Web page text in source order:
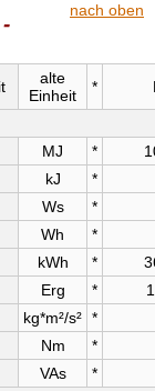
nach oben
alte
Einheit
*
MJ *
kJ
*
Ws
*
Wh
*
kWh *
Erg *
kg*m²/s² *
Nm
*
VAs
*